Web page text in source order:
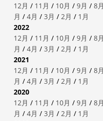
12月 / 11月 / 10月 / 9月 / 8月
月 / 4月 / 3月 / 2月 / 1月
2022
12月 / 11月 / 10月 / 9月 / 8月
月 / 4月 / 3月 / 2月 / 1月
2021
12月 / 11月 / 10月 / 9月 / 8月
月 / 4月 / 3月 / 2月 / 1月
2020
12月 / 11月 / 10月 / 9月 / 8月
月 / 4月 / 3月 / 2月 / 1月